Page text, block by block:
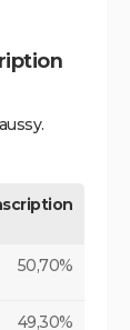
50,70%
49,30%